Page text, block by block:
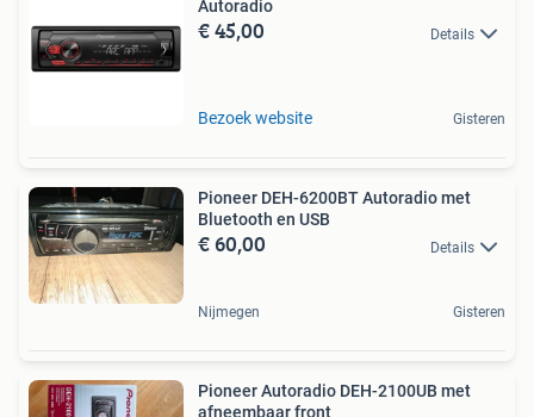
Autoradio
€ 45,00 Details
Bezoek website Gisteren
Pioneer DEH-6200BT Autoradio met
Bluetooth en USB
€ 60,00 Details
Nijmegen Gisteren
Pioneer Autoradio DEH-2100UB met
afneembaar front